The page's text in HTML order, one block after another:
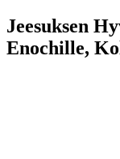
Jeesuksen
Enochille,